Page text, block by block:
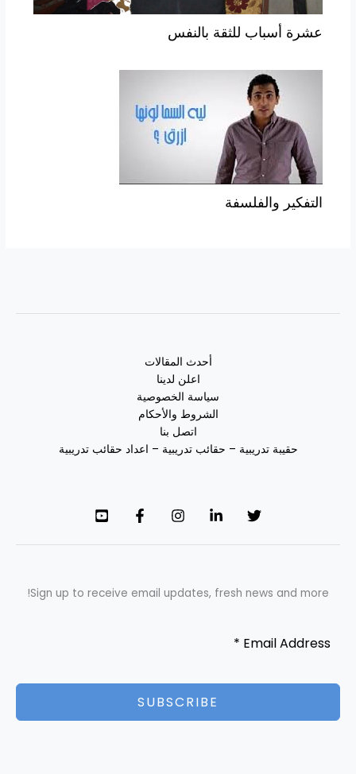
عشرة أسباب للثقة بالنفس
التفكير والفلسفة
أحدث المقالات
اعلن لدينا
سياسة الخصوصية
الشروط والأحكام
اتصل بنا
حقيبة تدريبية – حقائب تدريبية – اعداد حقائب تدريبية
Sign up to receive email updates, fresh news and more!
SUBSCRIBE